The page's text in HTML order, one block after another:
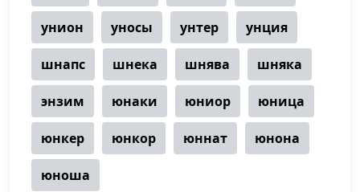
унион уносы унтер унция
шнапс шнека шнява шняка
энзим юнаки юниор юница
юнкер юнкор юннат юнона
юноша